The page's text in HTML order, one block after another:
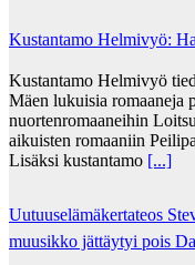
Kustantamo Helmivyö:
Kustantamo Helmivyö
Mäen lukuisia romaaneja
nuortenromaaneihin
aikuisten romaaniin
Lisäksi kustantamo [...]
Uutuuselämäkertateos
muusikko jättäytyi pois